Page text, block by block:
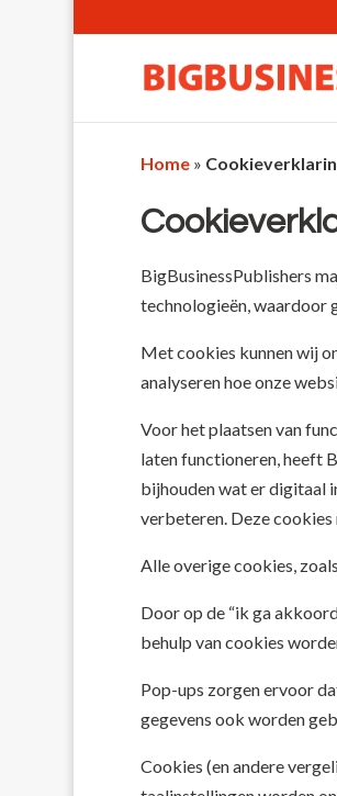
Home»
BigBusinessPublishers
technologieën, waardoor
Met cookies kunnen wij
analyseren hoe onze
Voor het plaatsen van
laten functioneren, heeft
bijhouden wat er digitaal
verbeteren. Deze cookies
Alle overige cookies,
Door op de “ik ga
behulp van cookies
Pop-ups zorgen ervoor
gegevens ook worden
Cookies (en andere